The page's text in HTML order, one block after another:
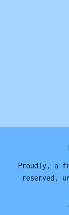
Proudly, a
reserved,